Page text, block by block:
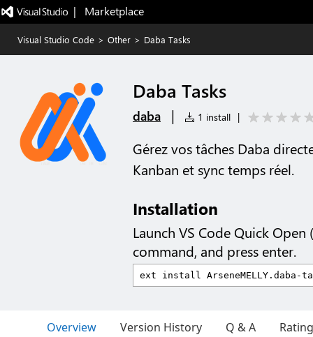
|   Marketplace
Visual Studio Code > Other > Daba Tasks
Daba Tasks
daba | 1 install |
Gérez vos tâches Daba
Kanban et sync temps réel.
Installation
Launch VS Code Quick Open (
command, and press enter.
Overview Version History Q & A